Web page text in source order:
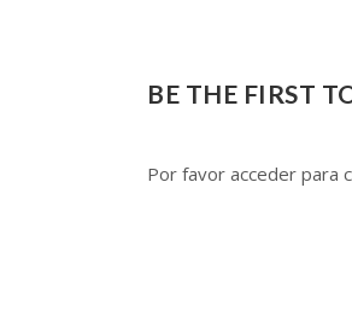
BE THE FIRST
Por favor acceder para